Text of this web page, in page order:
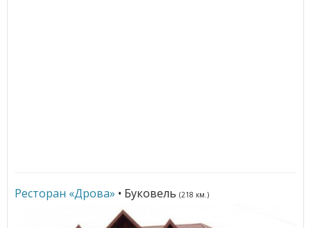
Ресторан «Дрова» • Буковель (218 км.)